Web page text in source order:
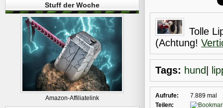
Tolle
(Achtung!
Tags: hund
Aufrufe:
7.889 mal
Teilen:
Stuff der Woche
Amazon-Affiliatelink